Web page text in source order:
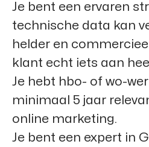
Je bent een ervaren
technische data kan
helder en
klant echt iets aan
Je hebt hbo- of wo-
minimaal 5 jaar
online marketing.
Je bent een expert in